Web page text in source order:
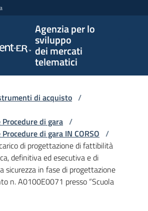
Agenzia per lo
sviluppo
dei mercati
telematici
lo
sviluppo
di acquisto /
di gara /
di gara IN CORSO /
di progettazione di fattibilità
definitiva ed esecutiva e di
sicurezza in fase di progettazione
n. A0100E0071 presso “Scuola